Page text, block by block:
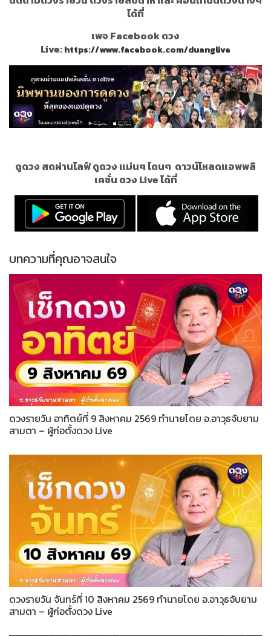
ได้ที่
เพจ Facebook ดวง
Live:https://www.facebook.com/duanglive
ดูดวง สดผ่านไลฟ์ ดูดวง แม่นๆ โดนๆ ดาวน์โหลดแอพพลิ
เคชั่น ดวง Live ได้ที่
บทความที่คุณอาจสนใจ
ดวงรายวัน อาทิตย์ที่ 9 สิงหาคม 2569 ทำนายโดย อ.อาวุธจับยาม
สามตา – ผู้ก่อตั้งดวง Live
ดวงรายวัน จันทร์ที่ 10 สิงหาคม 2569 ทำนายโดย อ.อาวุธจับยาม
สามตา – ผู้ก่อตั้งดวง Live